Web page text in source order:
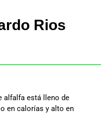
Rios
alfalfa está lleno de
en calorías y alto en